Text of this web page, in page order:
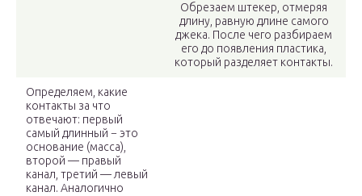
Обрезаем штекер, отмеряя
длину, равную длине самого
джека. После чего разбираем
его до появления пластика,
который разделяет контакты.
Определяем, какие
контакты за что
отвечают: первый
самый длинный − это
основание (масса),
второй — правый
канал, третий — левый
канал. Аналогично